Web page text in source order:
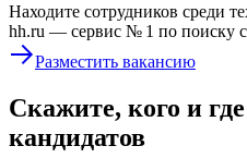
Находите сотрудников среди
hh.ru — сервис № 1 по поиску
Разместить вакансию
Скажите, кого и
кандидатов